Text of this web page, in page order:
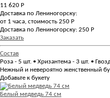
11 620 Р
Доставка по Лениногорску:
от 1 часа, стоимость 250 Р
Доставка по Лениногорску: 250 Р
Заказать
Состав
Роза - 5 шт. • Хризантема - 3 шт. •
Нежный и невероятно женственный
Добавьте к букету
Белый медведь 74 см